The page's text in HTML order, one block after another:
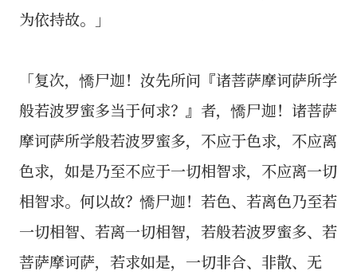
为依持故。」
「复次，憍尸迦！汝先所问『诸菩萨摩诃萨所学
般若波罗蜜多当于何求？』者，憍尸迦！诸菩萨
摩诃萨所学般若波罗蜜多，不应于色求，不应离
色求，如是乃至不应于一切相智求，不应离一切
相智求。何以故？憍尸迦！若色、若离色乃至若
一切相智、若离一切相智，若般若波罗蜜多、若
菩萨摩诃萨，若求如是，一切非合、非散、无